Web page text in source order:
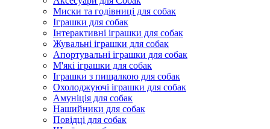
Миски та годівниці для собак
Іграшки для собак
Інтерактивні іграшки для собак
Жувальні іграшки для собак
Апортувальні іграшки для собак
М'які іграшки для собак
Іграшки з пищалкою для собак
Охолоджуючі іграшки для собак
Амуніція для собак
Нашийники для собак
Повідці для собак